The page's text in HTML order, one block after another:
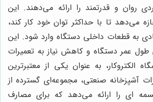
روان و قدرتمند را ارائه می‌دهند. این
می‌دهد تا با حداکثر توان خود کار کند،
به قطعات داخلی دستگاه وارد شود. این
طول عمر دستگاه و کاهش نیاز به تعمیرات
الکتروکار، به عنوان یکی از معتبرترین
آشپزخانه صنعتی، مجموعه‌ای گسترده از
ای را ارائه می‌دهد که برای مصارف